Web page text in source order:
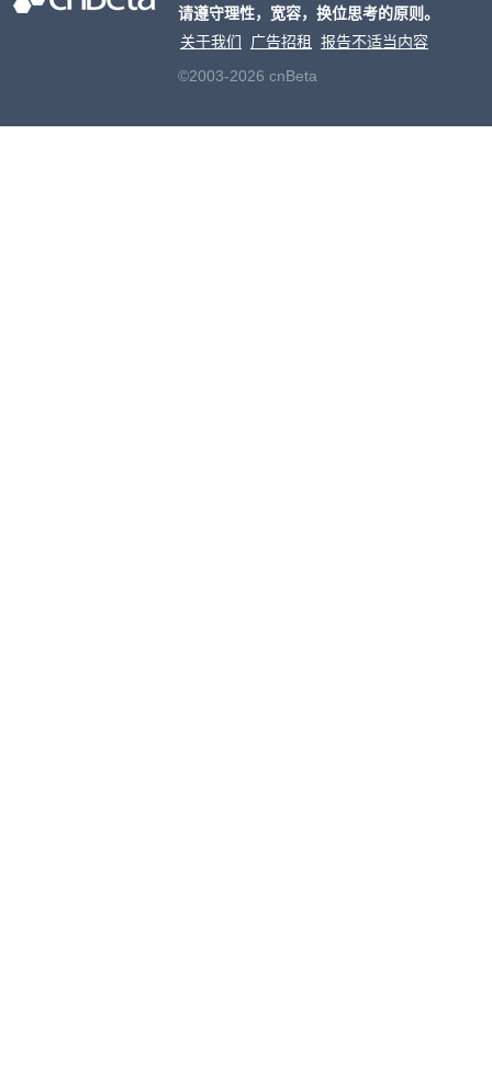
请遵守理性，宽容，换位思考的原则。
关于我们
广告招租
报告不适当内容
©2003-2026 cnBeta